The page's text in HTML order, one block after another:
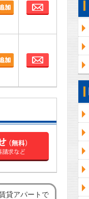
お問合わせ
貸アパートで